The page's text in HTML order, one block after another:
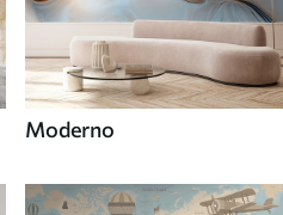
Moderno